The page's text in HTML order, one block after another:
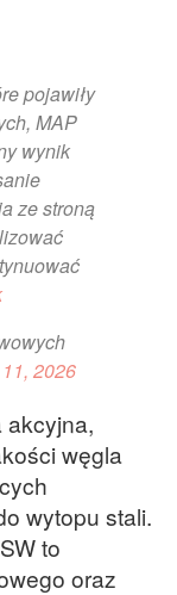
pojawiły
MAP
wynik
ze stroną
2026
akcyjna,
węgla
wytopu stali.
to
oraz